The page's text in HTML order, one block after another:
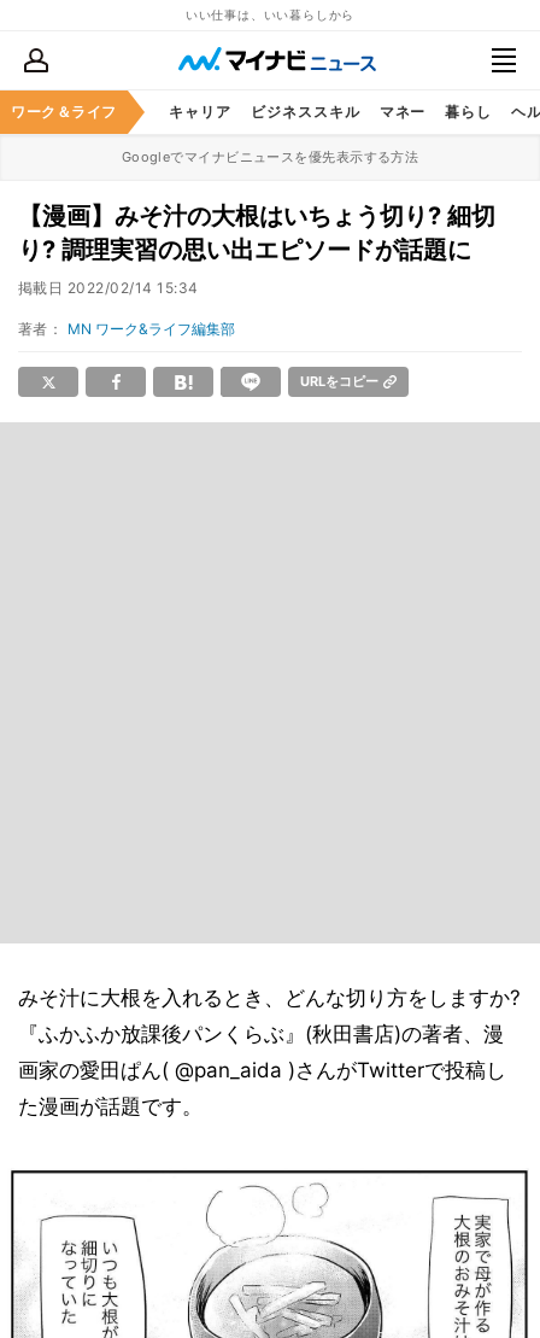
いい仕事は、いい暮らしから
ワーク＆ライフ キャリア ビジネススキル マネー 暮らし ヘ
Googleでマイナビニュースを優先表示する方法
【漫画】みそ汁の大根はいちょう切り? 細切
り? 調理実習の思い出エピソードが話題に
掲載日 2022/02/14 15:34
著者： MN ワーク&ライフ編集部
URLをコピー
みそ汁に大根を入れるとき、どんな切り方をしますか?
『ふかふか放課後パンくらぶ』(秋田書店)の著者、漫
画家の愛田ぱん( @pan_aida )さんがTwitterで投稿し
た漫画が話題です。